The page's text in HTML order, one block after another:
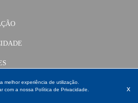
melhor experiência de utilização.
com a nossa Política de Privacidade x